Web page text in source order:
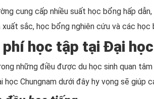
cung cấp nhiều suất học bổng hấp
xuất sắc, học bổng nghiên cứu và các
phí học tập tại Đại
những điều được du học sinh quan
học Chungnam dưới đây hy vọng sẽ giúp